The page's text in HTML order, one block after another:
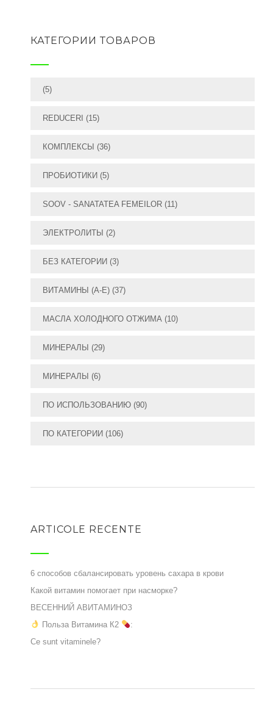
КАТЕГОРИИ ТОВАРОВ
(5)
REDUCERI (15)
КОМПЛЕКСЫ (36)
ПРОБИОТИКИ (5)
SOOV - SANATATEA FEMEILOR (11)
ЭЛЕКТРОЛИТЫ (2)
БЕЗ КАТЕГОРИИ (3)
ВИТАМИНЫ (А-E) (37)
МАСЛА ХОЛОДНОГО ОТЖИМА (10)
МИНЕРАЛЫ (29)
МИНЕРАЛЫ (6)
ПО ИСПОЛЬЗОВАНИЮ (90)
ПО КАТЕГОРИИ (106)
ARTICOLE RECENTE
6 способов сбалансировать уровень сахара в крови
Какой витамин помогает при насморке?
ВЕСЕННИЙ АВИТАМИНОЗ
Польза Витамина К2
:
Ce sunt vitaminele?